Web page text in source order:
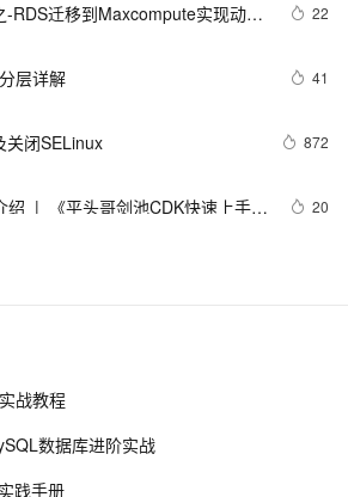
-RDS迁移到Maxcompute实现动态
22
层详解 41
关闭SELinux 872
绍  |  《平头哥剑池CDK快速上手指
20
中的实践 - 基础框架篇
原”
战教程
数据库进阶实战
践手册